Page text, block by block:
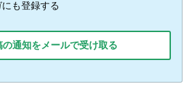
も登録する
通知をメールで受け取る